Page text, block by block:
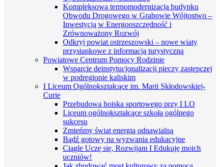
Kompleksowa termomodernizacja budynku
Obwodu Drogowego w Grabowie Wójtostwo –
Inwestycją w Energooszczędność i
Zrównoważony Rozwój
Odkryj powiat ostrzeszowski – nowe wiaty
przystankowe z informacją turystyczną
Powiatowe Centrum Pomocy Rodzinie
Wsparcie deinstytucjonalizacji pieczy zastępczej
w podregionie kaliskim
I Liceum Ogólnokształcące im. Marii Skłodowskiej-
Curie
Przebudowa boiska sportowego przy I LO
Liceum ogólnokształcące szkołą ogólnego
sukcesu
Zmieńmy świat energią odnawialną
Bądź gotowy na wyzwania edukacyjne
Ciągle Uczę się, Rozwijam I Edukuję moich
uczniów!